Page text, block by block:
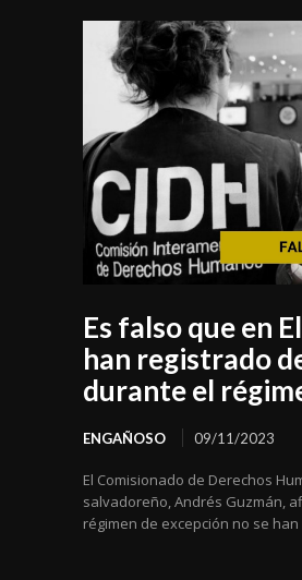
Es falso que en
han registrado
durante el
ENGAÑOSO 09/11/2023
El Comisionado de Derechos
salvadoreño, Andrés Guzmán,
régimen de excepción no se